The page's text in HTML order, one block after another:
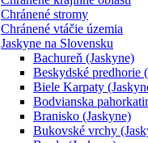
Chránené stromy
Chránené vtáčie územia
Jaskyne na Slovensku
Bachureň (Jaskyne)
Beskydské predhorie
Biele Karpaty
Bodvianska
Branisko (Jaskyne)
Bukovské vrchy